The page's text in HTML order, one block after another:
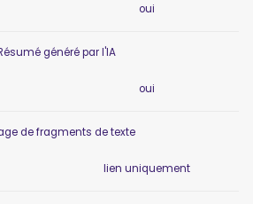
oui
généré par l'IA
oui
de fragments de texte
lien uniquement